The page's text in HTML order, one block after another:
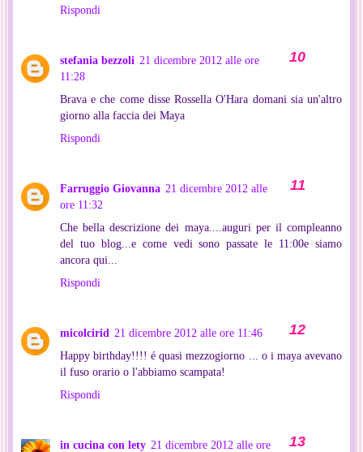
Rispondi
stefania bezzoli 21 dicembre 2012 alle ore
11:28
Brava e che come disse Rossella O'Hara domani sia un'altro
giorno alla faccia dei Maya
Rispondi
Farruggio Giovanna 21 dicembre 2012 alle
ore 11:32
Che bella descrizione dei maya....auguri per il compleanno
del tuo blog...e come vedi sono passate le 11:00e siamo
ancora qui...
Rispondi
micolcirid 21 dicembre 2012 alle ore 11:46
Happy birthday!!!! é quasi mezzogiorno ... o i maya avevano
il fuso orario o l'abbiamo scampata!
Rispondi
in cucina con lety 21 dicembre 2012 alle ore